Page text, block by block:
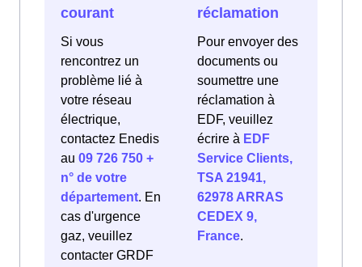
courant
Si vous
rencontrez un
problème lié à
votre réseau
électrique,
contactez Enedis
au 09 726 750 +
n° de votre
département. En
cas d'urgence
gaz, veuillez
contacter GRDF
réclamation
Pour envoyer des
documents ou
soumettre une
réclamation à
EDF, veuillez
écrire à EDF
Service Clients,
TSA 21941,
62978 ARRAS
CEDEX 9,
France.